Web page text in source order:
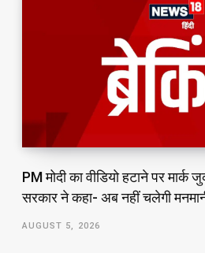
PM मोदी का वीडियो हटाने पर मार्क
सरकार ने कहा- अब नहीं चलेगी
AUGUST 5, 2026